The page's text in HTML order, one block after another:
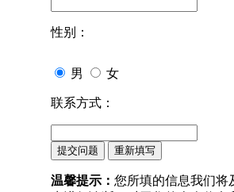
性别：
男 女
联系方式：
温馨提示： 您所填的信息我们将